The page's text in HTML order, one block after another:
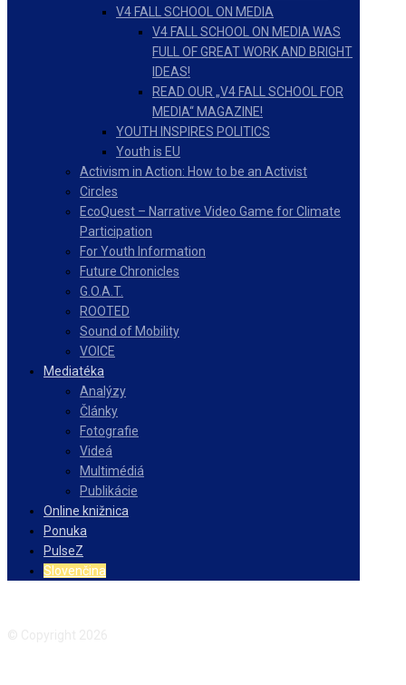
V4 FALL SCHOOL ON MEDIA
V4 FALL SCHOOL ON MEDIA WAS
FULL OF GREAT WORK AND BRIGHT
IDEAS!
READ OUR „V4 FALL SCHOOL FOR
MEDIA“ MAGAZINE!
YOUTH INSPIRES POLITICS
Youth is EU
Activism in Action: How to be an Activist
Circles
EcoQuest – Narrative Video Game for Climate
Participation
For Youth Information
Future Chronicles
G.O.A.T.
ROOTED
Sound of Mobility
VOICE
Mediatéka
Analýzy
Články
Fotografie
Videá
Multimédiá
Publikácie
Online knižnica
Ponuka
PulseZ
Slovenčina